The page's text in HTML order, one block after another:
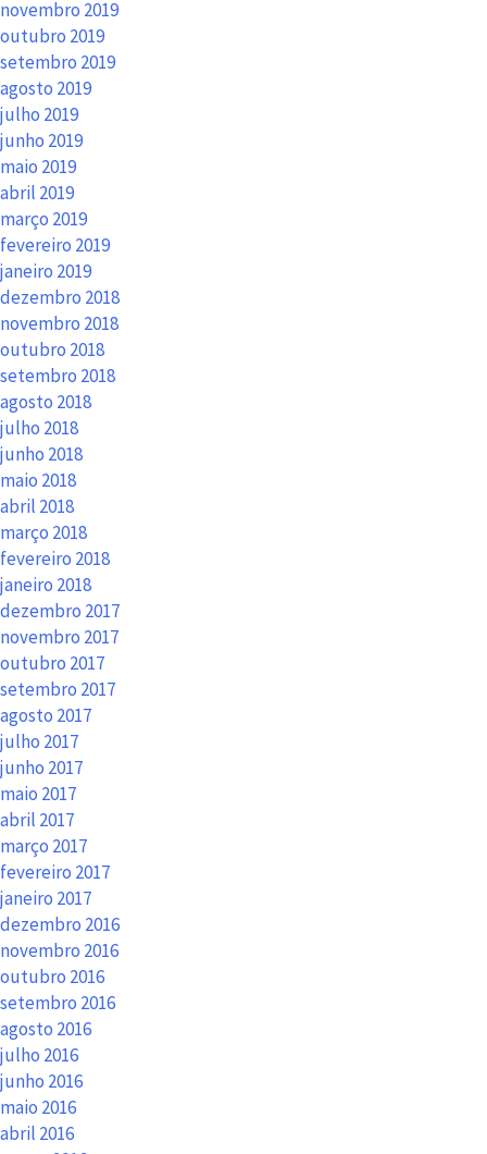
novembro 2019
outubro 2019
setembro 2019
agosto 2019
julho 2019
junho 2019
maio 2019
abril 2019
março 2019
fevereiro 2019
janeiro 2019
dezembro 2018
novembro 2018
outubro 2018
setembro 2018
agosto 2018
julho 2018
junho 2018
maio 2018
abril 2018
março 2018
fevereiro 2018
janeiro 2018
dezembro 2017
novembro 2017
outubro 2017
setembro 2017
agosto 2017
julho 2017
junho 2017
maio 2017
abril 2017
março 2017
fevereiro 2017
janeiro 2017
dezembro 2016
novembro 2016
outubro 2016
setembro 2016
agosto 2016
julho 2016
junho 2016
maio 2016
abril 2016